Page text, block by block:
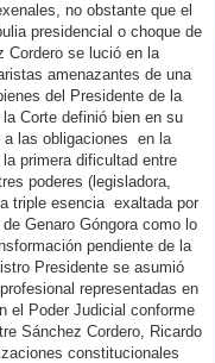
no obstante que el
presidencial o choque de
Cordero se lució en la
amenazantes de una
del Presidente de la
Corte definió bien en su
a las obligaciones en la
primera dificultad entre
poderes (legisladora,
triple esencia exaltada por
Genaro Góngora como lo
pendiente de la
Presidente se asumió
representadas en
el Poder Judicial conforme
Sánchez Cordero, Ricardo
constitucionales